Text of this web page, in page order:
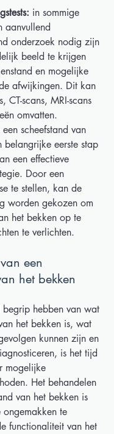
in sommige
aanvullend
onderzoek nodig zijn
beeld te krijgen
en mogelijke
afwijkingen. Dit kan
CT-scans, MRI-scans
omvatten.
scheefstand van
belangrijke eerste stap
een effectieve
Door een
te stellen, kan de
worden gekozen om
het bekken op te
te verlichten.
een
het bekken
hebben van wat
het bekken is, wat
kunnen zijn en
is het tijd
mogelijke
Het behandelen
van het bekken is
te
functionaliteit van het